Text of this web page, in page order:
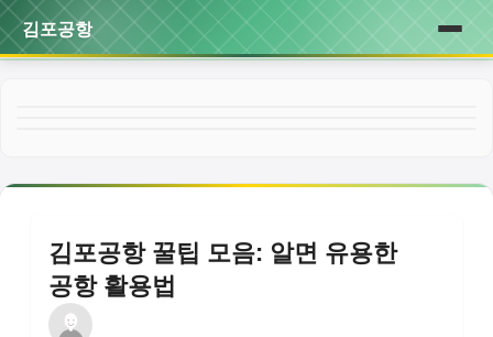
김포공항
김포공항 꿀팁 모음: 알면 유용한
공항 활용법